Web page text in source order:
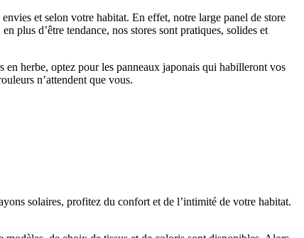
et selon votre habitat. En effet, notre large panel de store
plus d’être tendance, nos stores sont pratiques, solides et
herbe, optez pour les panneaux japonais qui habilleront vos
n’attendent que vous.
solaires, profitez du confort et de l’intimité de votre habitat.